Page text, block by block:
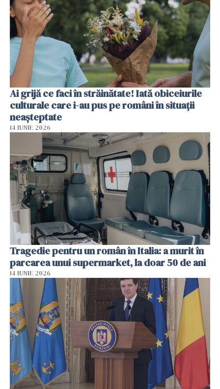
Ai grijă ce faci în străinătate! Iată obiceiurile
culturale care i-au pus pe români în situații
neașteptate
14 IUNIE 2026
Tragedie pentru un român în Italia: a murit în
parcarea unui supermarket, la doar 50 de ani
14 IUNIE 2026